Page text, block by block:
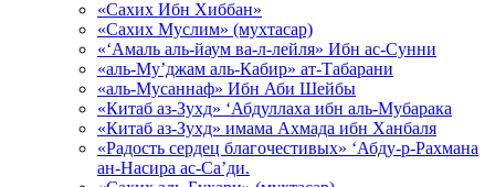
«Сахих Ибн Хиббан»
«Сахих Муслим» (мухтасар)
«‘Амаль аль-йаум ва-л-лейля» Ибн ас-Сунни
«аль-Му’джам аль-Кабир» ат-Табарани
«аль-Мусаннаф» Ибн Аби Шейбы
«Китаб аз-Зухд» ‘Абдуллаха ибн аль-Мубарака
«Китаб аз-Зухд» имама Ахмада ибн Ханбаля
«Радость сердец благочестивых» ‘Абду-р-Рахмана
ан-Насира ас-Са’ди.